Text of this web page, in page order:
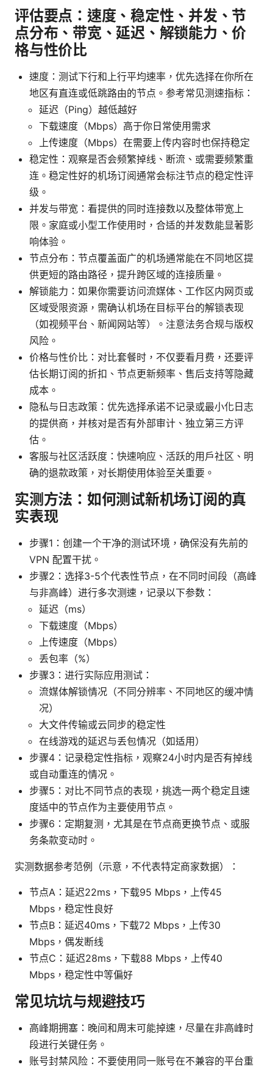
评估要点：速度、稳定性、并发、节
点分布、带宽、延迟、解锁能力、价
格与性价比
速度：测试下行和上行平均速率，优先选择在你所在
地区有直连或低跳路由的节点。参考常见测速指标：
延迟（Ping）越低越好
下载速度（Mbps）高于你日常使用需求
上传速度（Mbps）在需要上传内容时也保持稳定
稳定性：观察是否会频繁掉线、断流、或需要频繁重
连。稳定性好的机场订阅通常会标注节点的稳定性评
级。
并发与带宽：看提供的同时连接数以及整体带宽上
限。家庭或小型工作使用时，合适的并发数能显著影
响体验。
节点分布：节点覆盖面广的机场通常能在不同地区提
供更短的路由路径，提升跨区域的连接质量。
解锁能力：如果你需要访问流媒体、工作区内网页或
区域受限资源，需确认机场在目标平台的解锁表现
（如视频平台、新闻网站等）。注意法务合规与版权
风险。
价格与性价比：对比套餐时，不仅要看月费，还要评
估长期订阅的折扣、节点更新频率、售后支持等隐藏
成本。
隐私与日志政策：优先选择承诺不记录或最小化日志
的提供商，并核对是否有外部审计、独立第三方评
估。
客服与社区活跃度：快速响应、活跃的用户社区、明
确的退款政策，对长期使用体验至关重要。
实测方法：如何测试新机场订阅的真
实表现
步骤1：创建一个干净的测试环境，确保没有先前的
VPN 配置干扰。
步骤2：选择3-5个代表性节点，在不同时间段（高峰
与非高峰）进行多次测速，记录以下参数：
延迟（ms）
下载速度（Mbps）
上传速度（Mbps）
丢包率（%）
步骤3：进行实际应用测试：
流媒体解锁情况（不同分辨率、不同地区的缓冲情
况）
大文件传输或云同步的稳定性
在线游戏的延迟与丢包情况（如适用）
步骤4：记录稳定性指标，观察24小时内是否有掉线
或自动重连的情况。
步骤5：对比不同节点的表现，挑选一两个稳定且速
度适中的节点作为主要使用节点。
步骤6：定期复测，尤其是在节点商更换节点、或服
务条款变动时。
实测数据参考范例（示意，不代表特定商家数据）：
节点A：延迟22ms，下载95 Mbps，上传45
Mbps，稳定性良好
节点B：延迟40ms，下载72 Mbps，上传30
Mbps，偶发断线
节点C：延迟28ms，下载88 Mbps，上传40
Mbps，稳定性中等偏好
常见坑坑与规避技巧
高峰期拥塞：晚间和周末可能掉速，尽量在非高峰时
段进行关键任务。
账号封禁风险：不要使用同一账号在不兼容的平台重